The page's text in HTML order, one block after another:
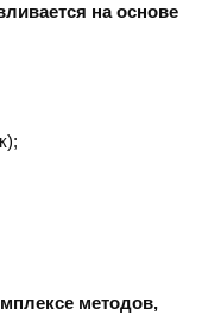
на основе
методов,